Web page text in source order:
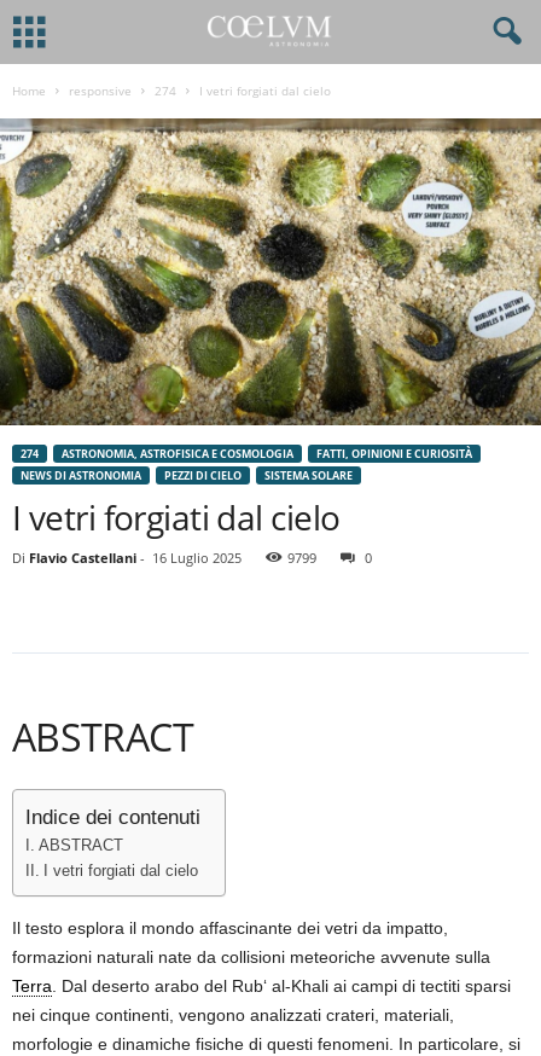
Home responsive 274 I vetri forgiati dal cielo
274 ASTRONOMIA, ASTROFISICA E COSMOLOGIA
FATTI, OPINIONI E CURIOSITÀ
NEWS DI ASTRONOMIA
PEZZI DI CIELO SISTEMA SOLARE
I vetri forgiati dal cielo
Di Flavio Castellani - 16 Luglio 2025 9799 0
ABSTRACT
Indice dei contenuti
ABSTRACT
I vetri forgiati dal cielo
Il testo esplora il mondo affascinante dei vetri da impatto,
formazioni naturali nate da collisioni meteoriche avvenute sulla
Terra. Dal deserto arabo del Rub‘ al-Khali ai campi di tectiti sparsi
nei cinque continenti, vengono analizzati crateri, materiali,
morfologie e dinamiche fisiche di questi fenomeni. In particolare, si